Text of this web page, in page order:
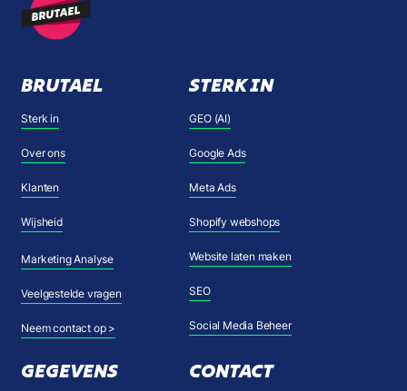
BRUTAEL
Sterk in
Over ons
Klanten
Wijsheid
Marketing Analyse
Veelgestelde vragen
Neem contact op >
STERK IN
GEO (AI)
Google Ads
Meta Ads
Shopify webshops
Website laten maken
SEO
Social Media Beheer
GEGEVENS CONTACT